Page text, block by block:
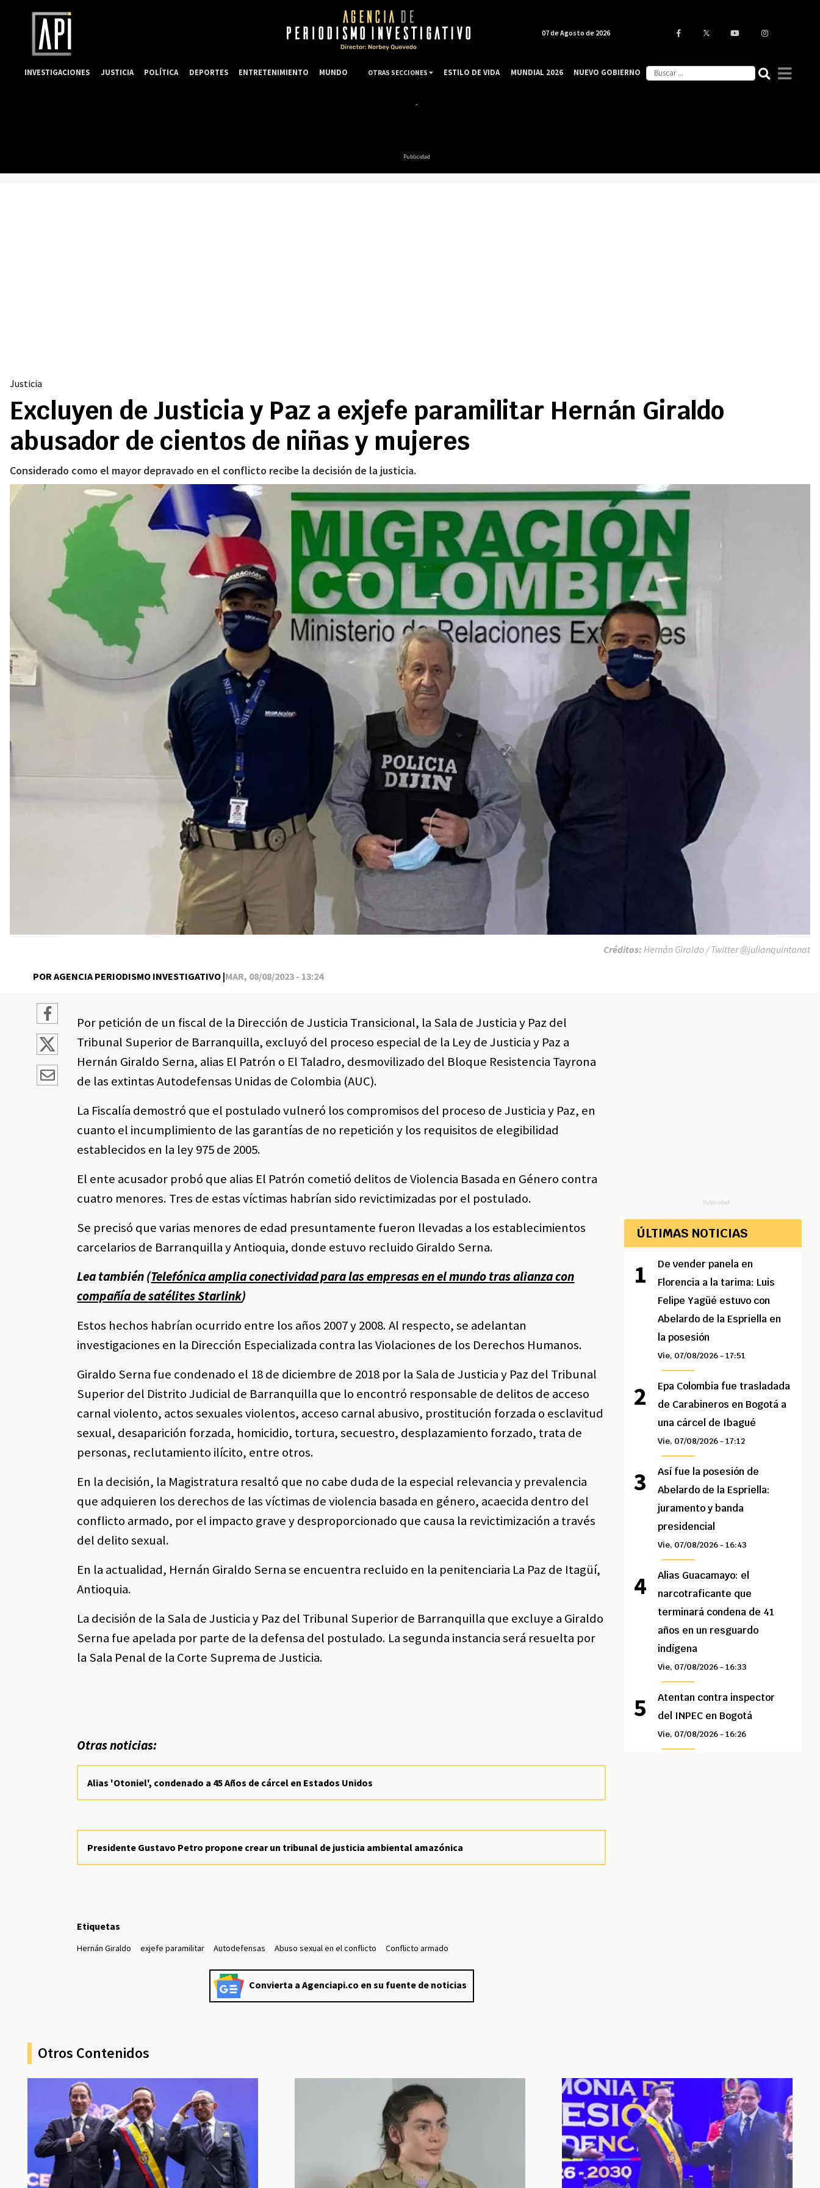
Publicidad
Justicia
Excluyen de Justicia y Paz a exjefe paramilitar Hernán Giraldo
abusador de cientos de niñas y mujeres
Considerado como el mayor depravado en el conflicto recibe la decisión de la justicia.
POR AGENCIA PERIODISMO INVESTIGATIVO |MAR, 08/08/2023 - 13:24
Créditos: Hernán Giraldo / Twitter @julianquintanat
Por petición de un fiscal de la Dirección de Justicia Transicional, la Sala de Justicia y Paz del
Tribunal Superior de Barranquilla, excluyó del proceso especial de la Ley de Justicia y Paz a
Hernán Giraldo Serna, alias El Patrón o El Taladro, desmovilizado del Bloque Resistencia Tayrona
de las extintas Autodefensas Unidas de Colombia (AUC).
La Fiscalía demostró que el postulado vulneró los compromisos del proceso de Justicia y Paz, en
cuanto el incumplimiento de las garantías de no repetición y los requisitos de elegibilidad
establecidos en la ley 975 de 2005.
El ente acusador probó que alias El Patrón cometió delitos de Violencia Basada en Género contra
cuatro menores. Tres de estas víctimas habrían sido revictimizadas por el postulado.
Se precisó que varias menores de edad presuntamente fueron llevadas a los establecimientos
carcelarios de Barranquilla y Antioquia, donde estuvo recluido Giraldo Serna.
Lea también (Telefónica amplia conectividad para las empresas en el mundo tras alianza con
compañía de satélites Starlink)
Estos hechos habrían ocurrido entre los años 2007 y 2008. Al respecto, se adelantan
investigaciones en la Dirección Especializada contra las Violaciones de los Derechos Humanos.
Giraldo Serna fue condenado el 18 de diciembre de 2018 por la Sala de Justicia y Paz del Tribunal
Superior del Distrito Judicial de Barranquilla que lo encontró responsable de delitos de acceso
carnal violento, actos sexuales violentos, acceso carnal abusivo, prostitución forzada o esclavitud
sexual, desaparición forzada, homicidio, tortura, secuestro, desplazamiento forzado, trata de
personas, reclutamiento ilícito, entre otros.
En la decisión, la Magistratura resaltó que no cabe duda de la especial relevancia y prevalencia
que adquieren los derechos de las víctimas de violencia basada en género, acaecida dentro del
conflicto armado, por el impacto grave y desproporcionado que causa la revictimización a través
del delito sexual.
En la actualidad, Hernán Giraldo Serna se encuentra recluido en la penitenciaria La Paz de Itagüí,
Antioquia.
La decisión de la Sala de Justicia y Paz del Tribunal Superior de Barranquilla que excluye a Giraldo
Serna fue apelada por parte de la defensa del postulado. La segunda instancia será resuelta por
la Sala Penal de la Corte Suprema de Justicia.
Otras noticias:
Alias 'Otoniel', condenado a 45 Años de cárcel en Estados Unidos
Presidente Gustavo Petro propone crear un tribunal de justicia ambiental amazónica
Etiquetas
Hernán Giraldo exjefe paramilitar Autodefensas Abuso sexual en el conflicto Conflicto armado
Convierta a Agenciapi.co en su fuente de noticias
Publicidad
ÚLTIMAS NOTICIAS
De vender panela en
Florencia a la tarima: Luis
Felipe Yagüé estuvo con
Abelardo de la Espriella en
la posesión
Vie, 07/08/2026 - 17:51
Epa Colombia fue trasladada
de Carabineros en Bogotá a
una cárcel de Ibagué
Vie, 07/08/2026 - 17:12
Así fue la posesión de
Abelardo de la Espriella:
juramento y banda
presidencial
Vie, 07/08/2026 - 16:43
Alias Guacamayo: el
narcotraficante que
terminará condena de 41
años en un resguardo
indígena
Vie, 07/08/2026 - 16:33
Atentan contra inspector
del INPEC en Bogotá
Vie, 07/08/2026 - 16:26
Otros Contenidos
07 de Agosto de 2026
INVESTIGACIONES JUSTICIA POLÍTICA DEPORTES ENTRETENIMIENTO MUNDO OTRAS SECCIONES ESTILO DE VIDA MUNDIAL 2026 NUEVO GOBIERNO